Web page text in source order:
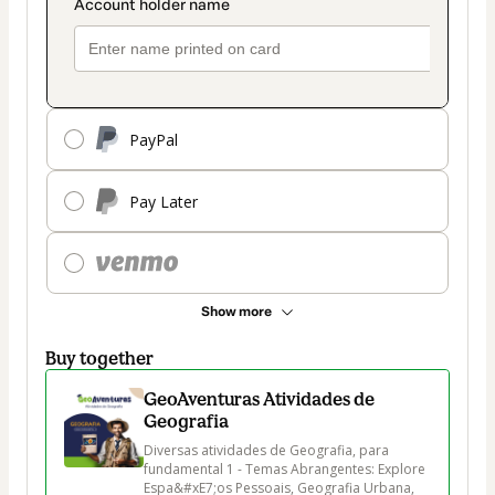
PayPal
Pay Later
Show more
Buy together
GeoAventuras Atividades de
Geografia
Diversas atividades de Geografia, para
fundamental 1 - Temas Abrangentes: Explore
Espa&#xE7;os Pessoais, Geografia Urbana,